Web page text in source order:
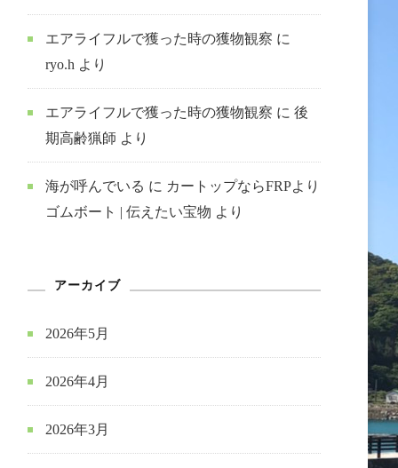
エアライフルで獲った時の獲物観察 に
ryo.h より
エアライフルで獲った時の獲物観察 に 後
期高齢猟師 より
海が呼んでいる に カートップならFRPより
ゴムボート | 伝えたい宝物 より
アーカイブ
2026年5月
2026年4月
2026年3月